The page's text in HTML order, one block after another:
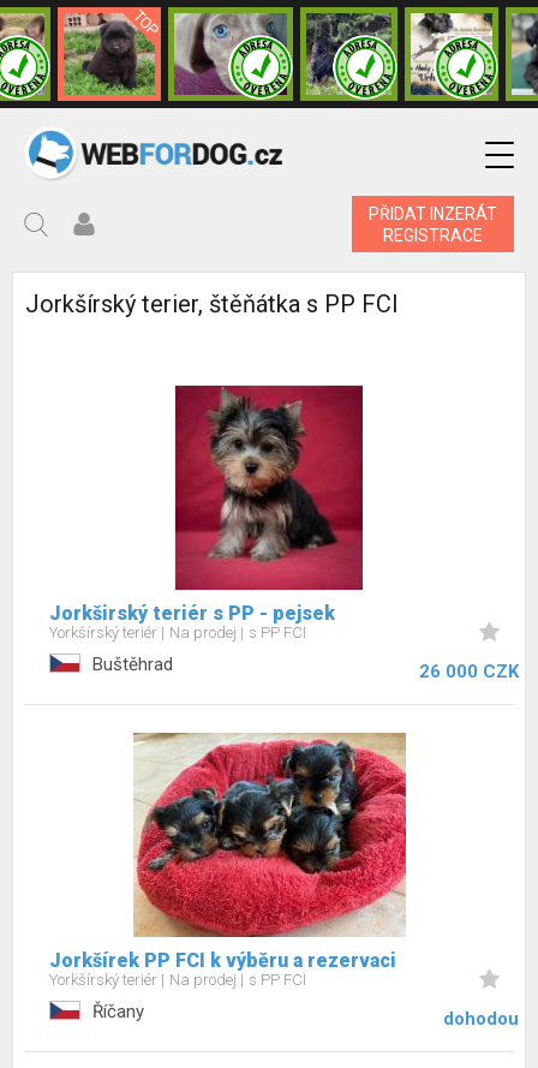
PŘIDAT INZERÁT
REGISTRACE
Jorkšírský terier, štěňátka s PP FCI
Jorkširský teriér s PP - pejsek
Yorkšírský teriér Na prodej s PP FCI
Buštěhrad 26 000 CZK
Jorkšírek PP FCI k výběru a rezervaci
Yorkšírský teriér Na prodej s PP FCI
Říčany dohodou